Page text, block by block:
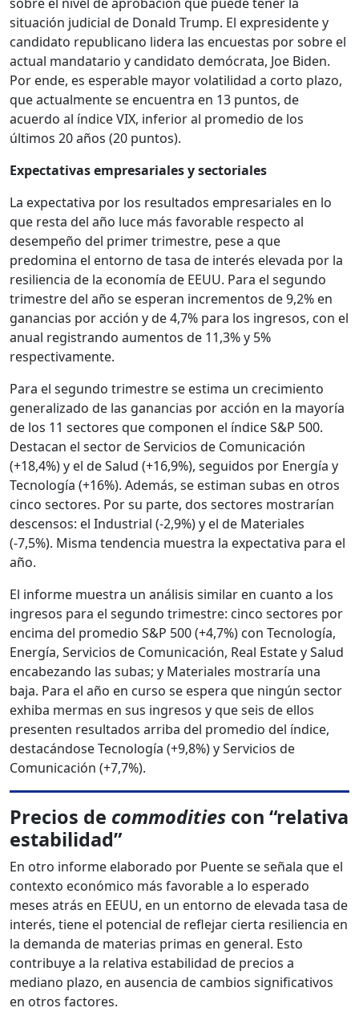
situación judicial de Donald Trump. El expresidente y
candidato republicano lidera las encuestas por sobre el
actual mandatario y candidato demócrata, Joe Biden.
Por ende, es esperable mayor volatilidad a corto plazo,
que actualmente se encuentra en 13 puntos, de
acuerdo al índice VIX, inferior al promedio de los
últimos 20 años (20 puntos).
Expectativas empresariales y sectoriales
La expectativa por los resultados empresariales en lo
que resta del año luce más favorable respecto al
desempeño del primer trimestre, pese a que
predomina el entorno de tasa de interés elevada por la
resiliencia de la economía de EEUU. Para el segundo
trimestre del año se esperan incrementos de 9,2% en
ganancias por acción y de 4,7% para los ingresos, con el
anual registrando aumentos de 11,3% y 5%
respectivamente.
Para el segundo trimestre se estima un crecimiento
generalizado de las ganancias por acción en la mayoría
de los 11 sectores que componen el índice S&P 500.
Destacan el sector de Servicios de Comunicación
(+18,4%) y el de Salud (+16,9%), seguidos por Energía y
Tecnología (+16%). Además, se estiman subas en otros
cinco sectores. Por su parte, dos sectores mostrarían
descensos: el Industrial (-2,9%) y el de Materiales
(-7,5%). Misma tendencia muestra la expectativa para el
año.
El informe muestra un análisis similar en cuanto a los
ingresos para el segundo trimestre: cinco sectores por
encima del promedio S&P 500 (+4,7%) con Tecnología,
Energía, Servicios de Comunicación, Real Estate y Salud
encabezando las subas; y Materiales mostraría una
baja. Para el año en curso se espera que ningún sector
exhiba mermas en sus ingresos y que seis de ellos
presenten resultados arriba del promedio del índice,
destacándose Tecnología (+9,8%) y Servicios de
Comunicación (+7,7%).
Precios de commodities con “relativa
estabilidad”
En otro informe elaborado por Puente se señala que el
contexto económico más favorable a lo esperado
meses atrás en EEUU, en un entorno de elevada tasa de
interés, tiene el potencial de reflejar cierta resiliencia en
la demanda de materias primas en general. Esto
contribuye a la relativa estabilidad de precios a
mediano plazo, en ausencia de cambios significativos
en otros factores.